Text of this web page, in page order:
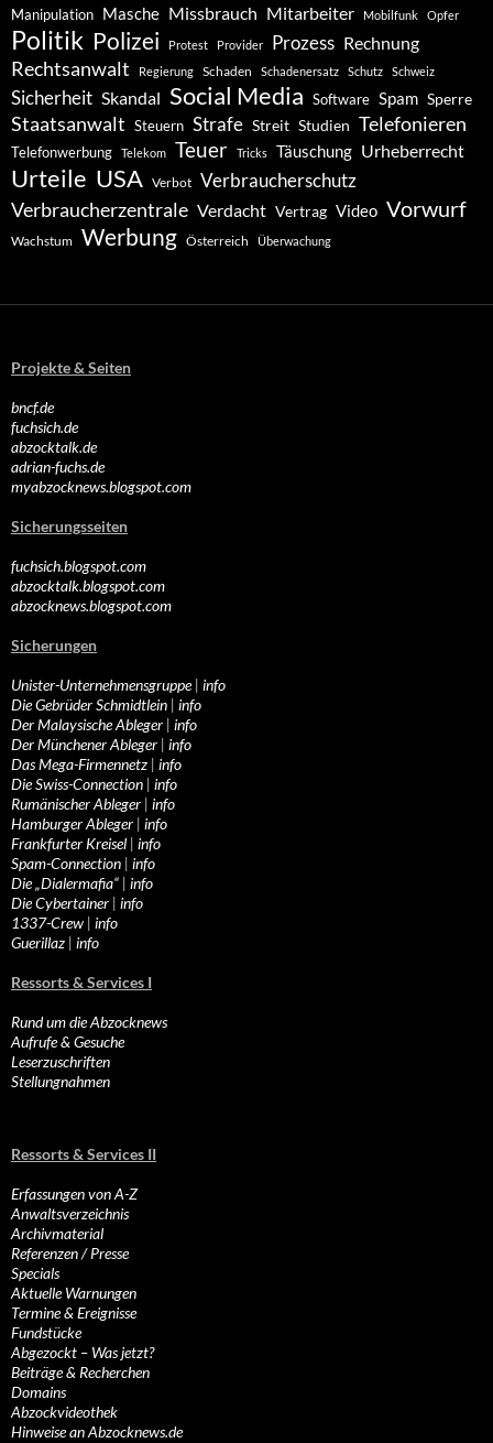
Manipulation Masche Missbrauch Mitarbeiter Mobilfunk Opfer
Politik Polizei Protest Provider Prozess Rechnung
Rechtsanwalt Regierung Schaden Schadenersatz Schutz Schweiz
Sicherheit Skandal Social Media Software Spam Sperre
Staatsanwalt Steuern Strafe Streit Studien Telefonieren
Telefonwerbung Telekom Teuer Tricks Täuschung Urheberrecht
Urteile USA Verbot Verbraucherschutz
Verbraucherzentrale Verdacht Vertrag Video Vorwurf
Wachstum Werbung Österreich Überwachung
Projekte & Seiten
bncf.de
fuchsich.de
abzocktalk.de
adrian-fuchs.de
myabzocknews.blogspot.com
Sicherungsseiten
fuchsich.blogspot.com
abzocktalk.blogspot.com
abzocknews.blogspot.com
Sicherungen
Unister-Unternehmensgruppe| info
Die Gebrüder Schmidtlein | info
Der Malaysische Ableger | info
Der Münchener Ableger | info
Das Mega-Firmennetz | info
Die Swiss-Connection | info
Rumänischer Ableger | info
Hamburger Ableger | info
Frankfurter Kreisel | info
Spam-Connection | info
Die „Dialermafia“ | info
Die Cybertainer | info
1337-Crew | info
Guerillaz | info
Ressorts & Services I
Rund um die Abzocknews
Aufrufe & Gesuche
Leserzuschriften
Stellungnahmen
Ressorts & Services II
Erfassungen von A-Z
Anwaltsverzeichnis
Archivmaterial
Referenzen / Presse
Specials
Aktuelle Warnungen
Termine & Ereignisse
Fundstücke
Abgezockt – Was jetzt?
Beiträge & Recherchen
Domains
Abzockvideothek
Hinweise an Abzocknews.de